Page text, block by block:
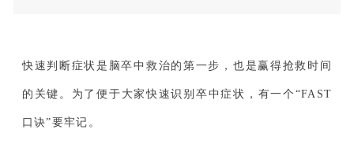
快速判断症状是脑卒中救治的第一步，也是赢得抢救时间
的关键。为了便于大家快速识别卒中症状，有一个“FAST
口诀”要牢记。